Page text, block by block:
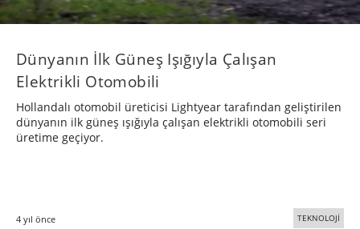
Dünyanın İlk Güneş Işığıyla Çalışan
Elektrikli Otomobili
Hollandalı otomobil üreticisi Lightyear tarafından geliştirilen
dünyanın ilk güneş ışığıyla çalışan elektrikli otomobili seri
üretime geçiyor.
4 yıl önce TEKNOLOJİ